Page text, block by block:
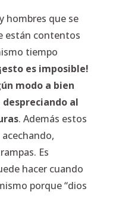
hombres que se
están contentos
tiempo
es imposible!
modo a bien
despreciando al
. Además estos
Es
hacer cuando
porque “dios